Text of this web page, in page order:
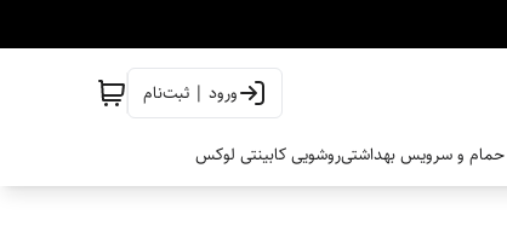
ورود | ثبت‌نام
و سرویس بهداشتیروشویی کابینتی لوکس